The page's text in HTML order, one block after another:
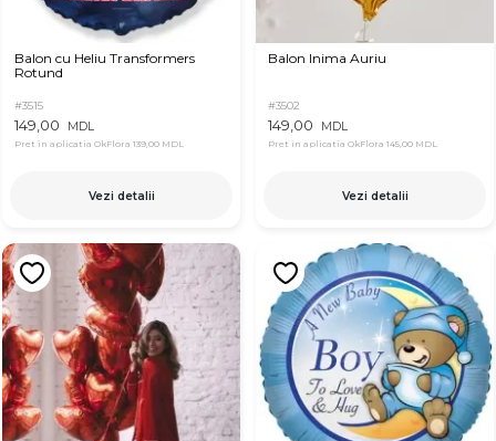
Balon cu Heliu Transformers
Rotund
#3515
149,00 MDL
Pret in aplicatia OkFlora 139,00 MDL
Vezi detalii
Balon Inima Auriu
#3502
149,00 MDL
Pret in aplicatia OkFlora 145,00 MDL
Vezi detalii